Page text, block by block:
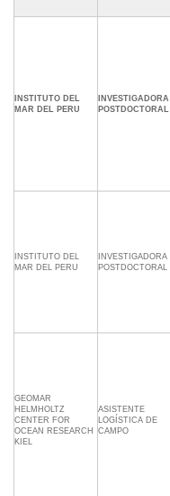
INSTITUTO DEL
MAR DEL PERU
INVESTIGADORA
POSTDOCTORAL
INSTITUTO DEL
MAR DEL PERU
INVESTIGADORA
POSTDOCTORAL
GEOMAR
HELMHOLTZ
CENTER FOR
OCEAN RESEARCH
KIEL
ASISTENTE
LOGÍSTICA DE
CAMPO